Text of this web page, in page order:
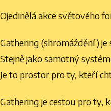
Ojedinělá akce světového
Gathering (shromáždění)
Stejně jako samotný
Je to prostor pro ty, kteří
Gathering je cestou pro ty,